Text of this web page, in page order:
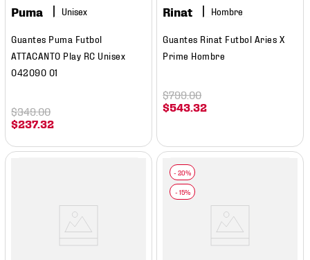
Puma
Guantes Puma Futbol
ATTACANTO Play RC Unisex
042090 01
$237.32
$349.00
Rinat Hombre
Guantes Rinat Futbol Aries X
Prime Hombre
$543 .32
$799.00